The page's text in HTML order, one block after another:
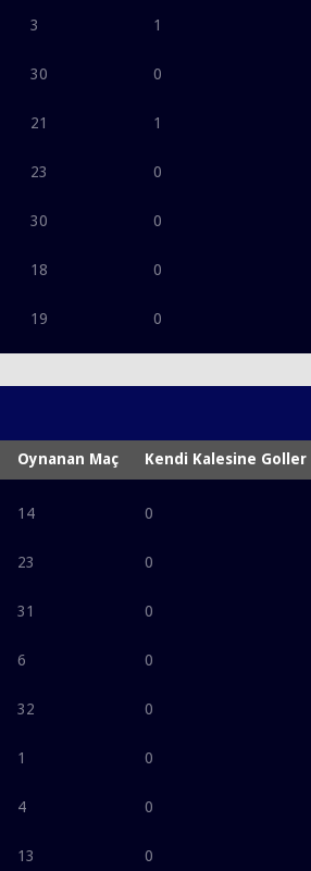
3 1
30 0
21 1
23 0
30 0
18 0
19 0
Oynanan Maç Kendi Kalesine Goller
14 0
23 0
31 0
6 0
32 0
1 0
4 0
13 0